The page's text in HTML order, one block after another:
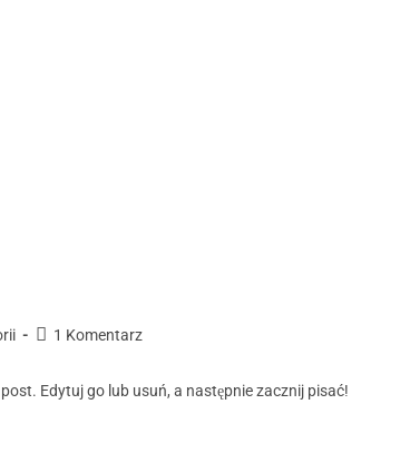
1 Komentarz
Edytuj go lub usuń, a następnie zacznij pisać!